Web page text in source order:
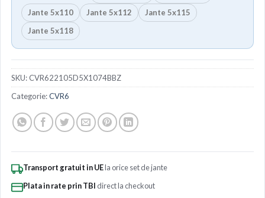
Jante 5x110
Jante 5x112
Jante 5x115
Jante 5x118
SKU:CVR622105D5X1074BBZ
Categorie:CVR6
Transport gratuit in UEla orice set de jante
Plata in rate prin TBI direct la checkout